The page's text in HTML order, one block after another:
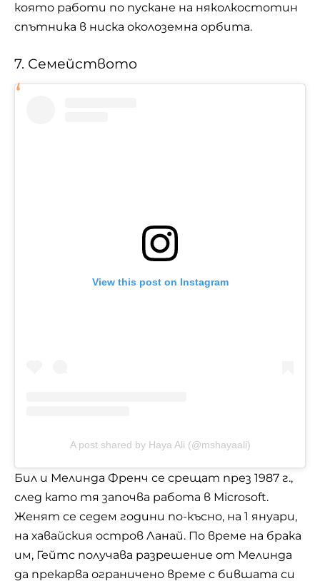
която работи по пускане на няколкостотин
спътника в ниска околоземна орбита.
7. Семейството
View this post on Instagram
A post shared by Haya Ali (@mshayaali)
Бил и Мелинда Френч се срещат през 1987 г.,
след като тя започва работа в Microsoft.
Женят се седем години по-късно, на 1 януари,
на хавайския остров Ланай. По време на брака
им, Гейтс получава разрешение от Мелинда
да прекарва ограничено време с бившата си